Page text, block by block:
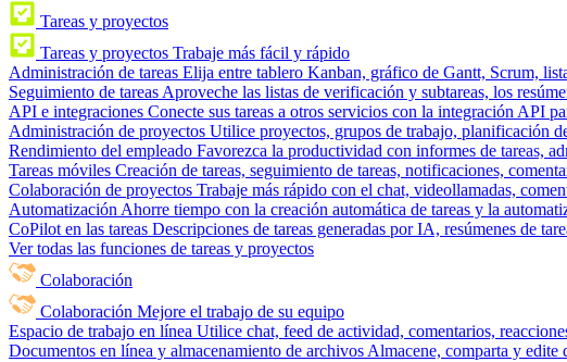
Tareas y proyectos
Tareas y proyectos Trabaje más fácil y rápido
Administración de tareas Elija entre tablero Kanban, gráfico de Gantt, Scrum,
Seguimiento de tareas Aproveche las listas de verificación y subtareas, los
API e integraciones Conecte sus tareas a otros servicios con la integración API
Administración de proyectos Utilice proyectos, grupos de trabajo, planificación
Rendimiento del empleado Favorezca la productividad con informes de tareas,
Tareas móviles Creación de tareas, seguimiento de tareas, notificaciones,
Colaboración de proyectos Trabaje más rápido con el chat, videollamadas,
Automatización Ahorre tiempo con la creación automática de tareas y la
CoPilot en las tareas Descripciones de tareas generadas por IA, resúmenes de
Ver todas las funciones de tareas y proyectos
Colaboración
Colaboración Mejore el trabajo de su equipo
Espacio de trabajo en línea Utilice chat, feed de actividad, comentarios,
Documentos en línea y almacenamiento de archivos Almacene, comparta y edite